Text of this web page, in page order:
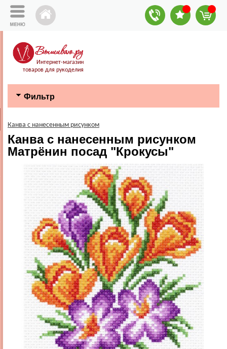
Интернет-магазин
товаров для рукоделия
Фильтр
Канва с нанесенным рисунком
Канва с нанесенным рисунком
Матрёнин посад "Крокусы"